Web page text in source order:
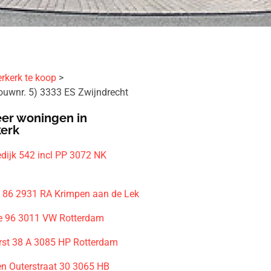
te koop
5) 3333 ES Zwijndrecht
woningen in
542 incl PP 3072 NK
2931 RA Krimpen aan de Lek
96 3011 VW Rotterdam
38 A 3085 HP Rotterdam
Outerstraat 30 3065 HB